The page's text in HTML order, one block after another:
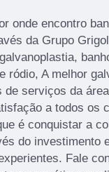
onde encontro
da Grupo
ródio, A melhor
de serviços da
a todos os
é conquistar a
do investimento
Fale